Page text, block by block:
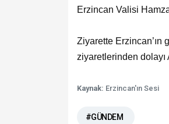
Erzincan Valisi
Ziyarette
ziyaretlerinden
Kaynak: Erzincan'ın Sesi
#GÜNDEM